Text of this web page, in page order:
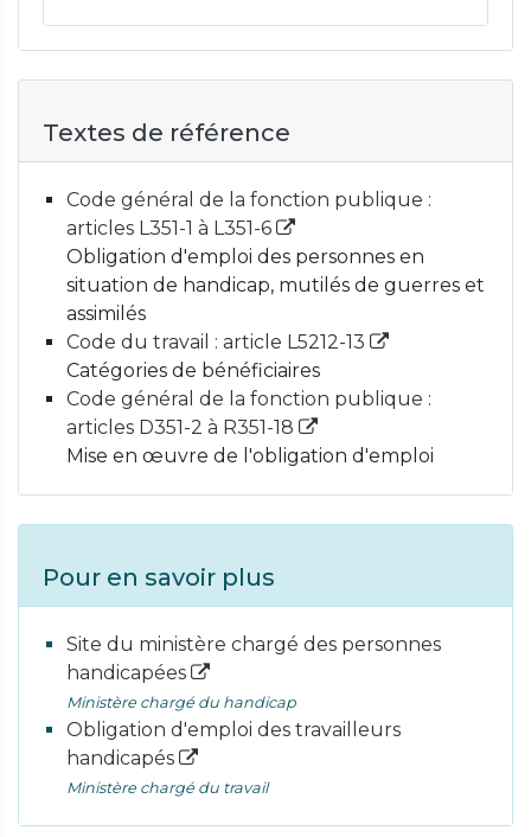
Textes de référence
Code général de la fonction publique :
articles L351-1 à L351-6
Obligation d'emploi des personnes en
situation de handicap, mutilés de guerres et
assimilés
Code du travail : article L5212-13
Catégories de bénéficiaires
Code général de la fonction publique :
articles D351-2 à R351-18
Mise en œuvre de l'obligation d'emploi
Pour en savoir plus
Site du ministère chargé des personnes
handicapées
Ministère chargé du handicap
Obligation d'emploi des travailleurs
handicapés
Ministère chargé du travail